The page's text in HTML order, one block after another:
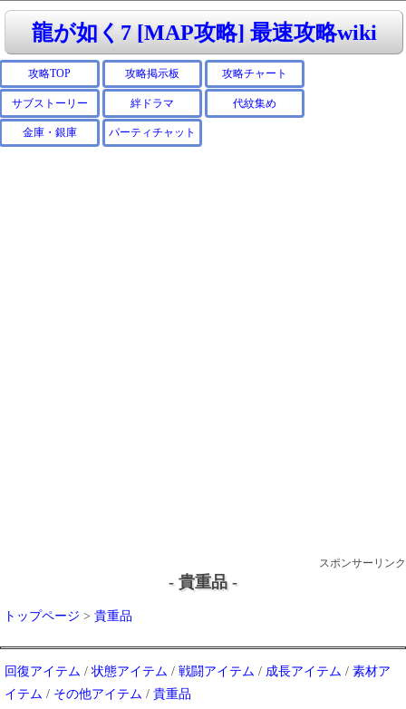
龍が如く7 [MAP攻略] 最速攻略wiki
攻略TOP 攻略掲示板 攻略チャート
サブストーリー 絆ドラマ 代紋集め
金庫・銀庫 パーティチャット
スポンサーリンク
- 貴重品 -
トップページ > 貴重品
回復アイテム / 状態アイテム / 戦闘アイテム / 成長アイテム / 素材ア
イテム / その他アイテム / 貴重品